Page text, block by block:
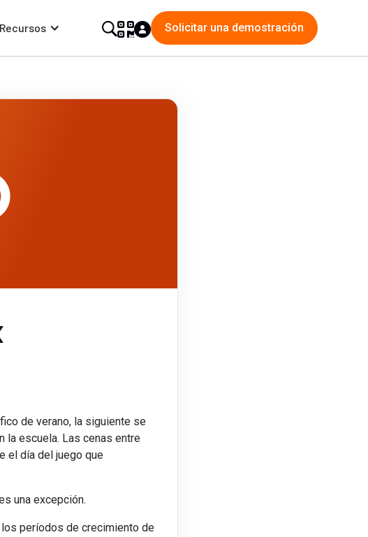
Recursos Solicitar una demostración
de verano, la siguiente se
la escuela. Las cenas entre
el día del juego que
una excepción.
períodos de crecimiento de